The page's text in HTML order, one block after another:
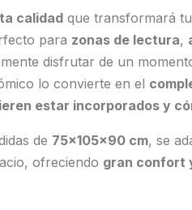
calidad que transformará
para zonas de lectura,
disfrutar de un
lo convierte en el
estar incorporados y
de 75x105x90 cm, se
ofreciendo gran confort